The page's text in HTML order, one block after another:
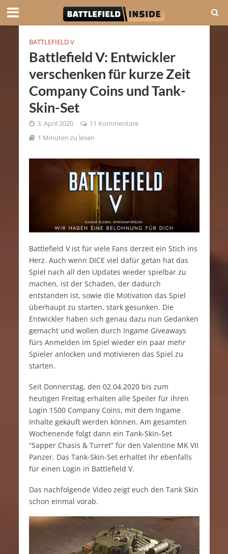
BATTLEFIELD V
Battlefield V: Entwickler
verschenken für kurze Zeit
Company Coins und Tank-
Skin-Set
3. April 2020
11 Kommentare
1 Minuten zu lesen
Battlefield V ist für viele Fans derzeit ein Stich ins
Herz. Auch wenn DICE viel dafür getan hat das
Spiel nach all den Updates wieder spielbar zu
machen, ist der Schaden, der dadurch
entstanden ist, sowie die Motivation das Spiel
überhaupt zu starten, stark gesunken. Die
Entwickler haben sich genau dazu nun Gedanken
gemacht und wollen durch Ingame Giveaways
fürs Anmelden im Spiel wieder ein paar mehr
Spieler anlocken und motivieren das Spiel zu
starten.
Seit Donnerstag, den 02.04.2020 bis zum
heutigen Freitag erhalten alle Speiler für ihren
Login 1500 Company Coins, mit dem Ingame
Inhalte gekauft werden können. Am gesamten
Wochenende folgt dann ein Tank-Skin-Set
“Sapper Chasis & Turret” für den Valentine MK VII
Panzer. Das Tank-Skin-Set erhaltet ihr ebenfalls
für einen Login in Battlefield V.
Das nachfolgende Video zeigt euch den Tank Skin
schon einmal vorab.
Video-